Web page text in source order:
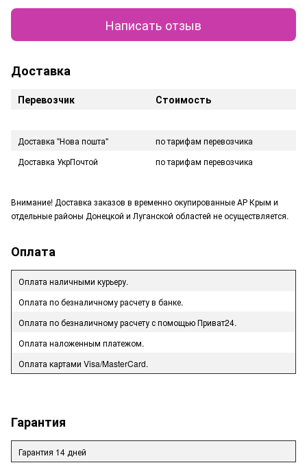
Написать отзыв
Доставка
Перевозчик Стоимость
Доставка "Нова пошта"
по тарифам перевозчика
Доставка УкрПочтой
по тарифам перевозчика
Внимание! Доставка заказов в временно окупированные АР Крым и
отдельные районы Донецкой и Луганской областей не осуществляется.
Оплата
Оплата наличными курьеру.
Оплата по безналичному расчету в банке.
Оплата по безналичному расчету с помощью Приват24.
Оплата наложенным платежом.
Оплата картами Visa/MasterCard.
Гарантия
Гарантия 14 дней